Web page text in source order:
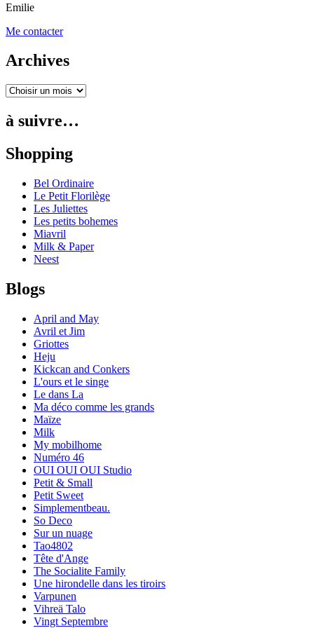
Emilie
Me contacter
Archives
à suivre…
Shopping
Bel Ordinaire
Le Petit Florilège
Les Juliettes
Les petits bohemes
Miavril
Milk & Paper
Neest
Blogs
April and May
Avril et Jim
Griottes
Heju
Kickcan and Conkers
L'ours et le singe
Le dans La
Ma déco comme les grands
Maïze
Milk
My mobilhome
Numéro 46
OUI OUI OUI Studio
Petit & Small
Petit Sweet
Simplementbeau.
So Deco
Sur un nuage
Tao4802
Tête d'Ange
The Socialite Family
Une hirondelle dans les tiroirs
Varpunen
Vihreä Talo
Vingt Septembre